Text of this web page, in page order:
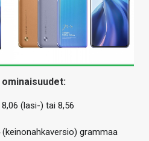
(lasi-) tai 8,56
grammaa